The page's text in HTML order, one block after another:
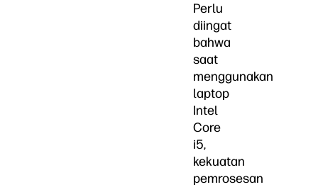
Perlu
diingat
bahwa
saat
menggunakan
laptop
Intel
Core
i5,
kekuatan
pemrosesan